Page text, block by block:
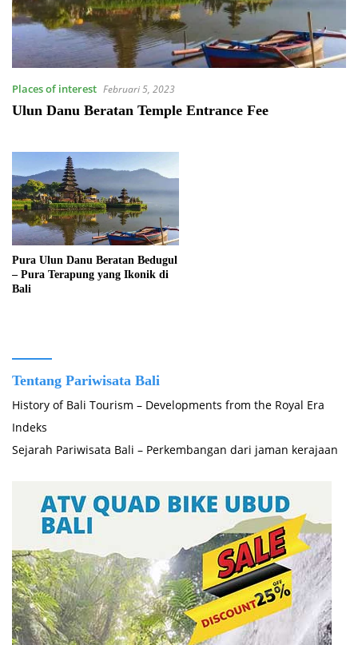
Places of interest Februari 5, 2023
Ulun Danu Beratan Temple Entrance Fee
Pura Ulun Danu Beratan Bedugul
– Pura Terapung yang Ikonik di
Bali
Tentang Pariwisata Bali
History of Bali Tourism – Developments from the Royal Era
Indeks
Sejarah Pariwisata Bali – Perkembangan dari jaman kerajaan